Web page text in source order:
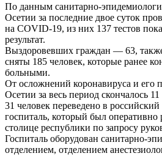
По данным санитарно-
Осетии за последние двое суток
на COVID-19, из них 137 тестов
результат.
Выздоровевших граждан — 63,
сняты 185 человек, которые ранее
больными.
От осложнений коронавируса и его
Осетии за весь период скончалось 11
31 человек переведено в
госпиталь, который был оперативно
столице республики по запросу
Госпиталь оборудован санитарно-
отделением, отделением